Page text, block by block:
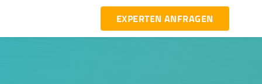
EXPERTEN ANFRAGEN